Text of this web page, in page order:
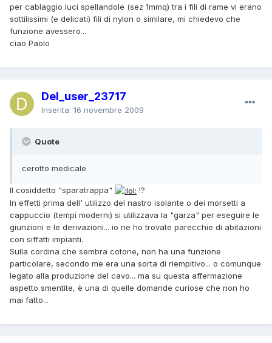
per cablaggio luci spellandole (sez 1mmq) tra i fili di rame vi erano
sottilissimi (e delicati) fili di nylon o similare, mi chiedevo che
funzione avessero...
ciao Paolo
Del_user_23717
Inserita: 16 novembre 2009
Quote
cerotto medicale
Il cosiddetto "sparatrappa"
!?
In effetti prima dell' utilizzo del nastro isolante o dei morsetti a
cappuccio (tempi moderni) si utilizzava la "garza" per eseguire le
giunzioni e le derivazioni... io ne ho trovate parecchie di abitazioni
con siffatti impianti.
Sulla cordina che sembra cotone, non ha una funzione
particolare, secondo me era una sorta di riempitivo... o comunque
legato alla produzione del cavo... ma su questa affermazione
aspetto smentite, è una di quelle domande curiose che non ho
mai fatto...